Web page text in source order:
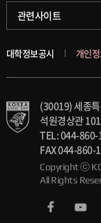
스마트도시학부
창업경영대학원
융합과학대학원
가속기과학과(일반
학술정보팀
국제교류교육원
대학일자리플러스
세종학생상담센터
세종창업교육센터
세종창업혁신센터
관련사이트
KUPID
블랙보드
의료원
발전기금
인재양성통합관리
대학정보공시 개인
(30019) 세종
석원경상관
TEL: 044-
FAX 044-860-
Copyright ⓒ
All Rights